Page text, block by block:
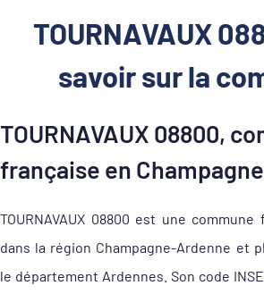
TOURNAVAUX
savoir sur la
TOURNAVAUX 08800,
française en
TOURNAVAUX 08800 est une
dans la région Champagne-Ardenne et
le département Ardennes. Son code